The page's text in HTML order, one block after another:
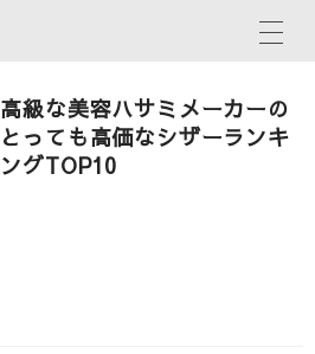
高級な美容ハサミメーカーの
とっても高価なシザーランキ
ングTOP10